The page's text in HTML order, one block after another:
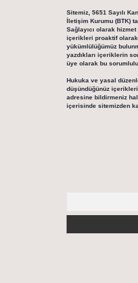
Sitemiz, 5651 Sayılı
İletişim Kurumu (BTK)
Sağlayıcı olarak
içerikleri proaktif olarak
yükümlülüğümüz
yazdıkları içeriklerin
üye olarak bu
Hukuka ve yasal
düşündüğünüz
adresine bildirmeniz
içerisinde sitemizden